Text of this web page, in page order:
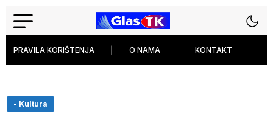
PRAVILA KORIŠTENJA O NAMA KONTAKT
- Kultura